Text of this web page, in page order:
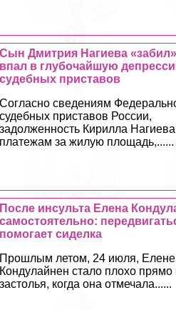
Сын Дмитрия Нагиева
впал в глубочайшую
судебных приставов
Согласно сведениям
судебных приставов России,
задолженность Кирилла
платежам за жилую площадь,......
После инсульта Елена
самостоятельно:
помогает сиделка
Прошлым летом, 24 июля, Елене
Кондулайнен стало плохо
застолья, когда она отмечала......